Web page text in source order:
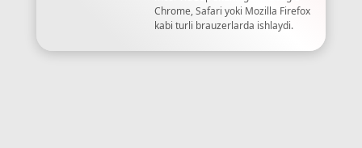
Chrome, Safari yoki Mozilla Firefox
kabi turli brauzerlarda ishlaydi.